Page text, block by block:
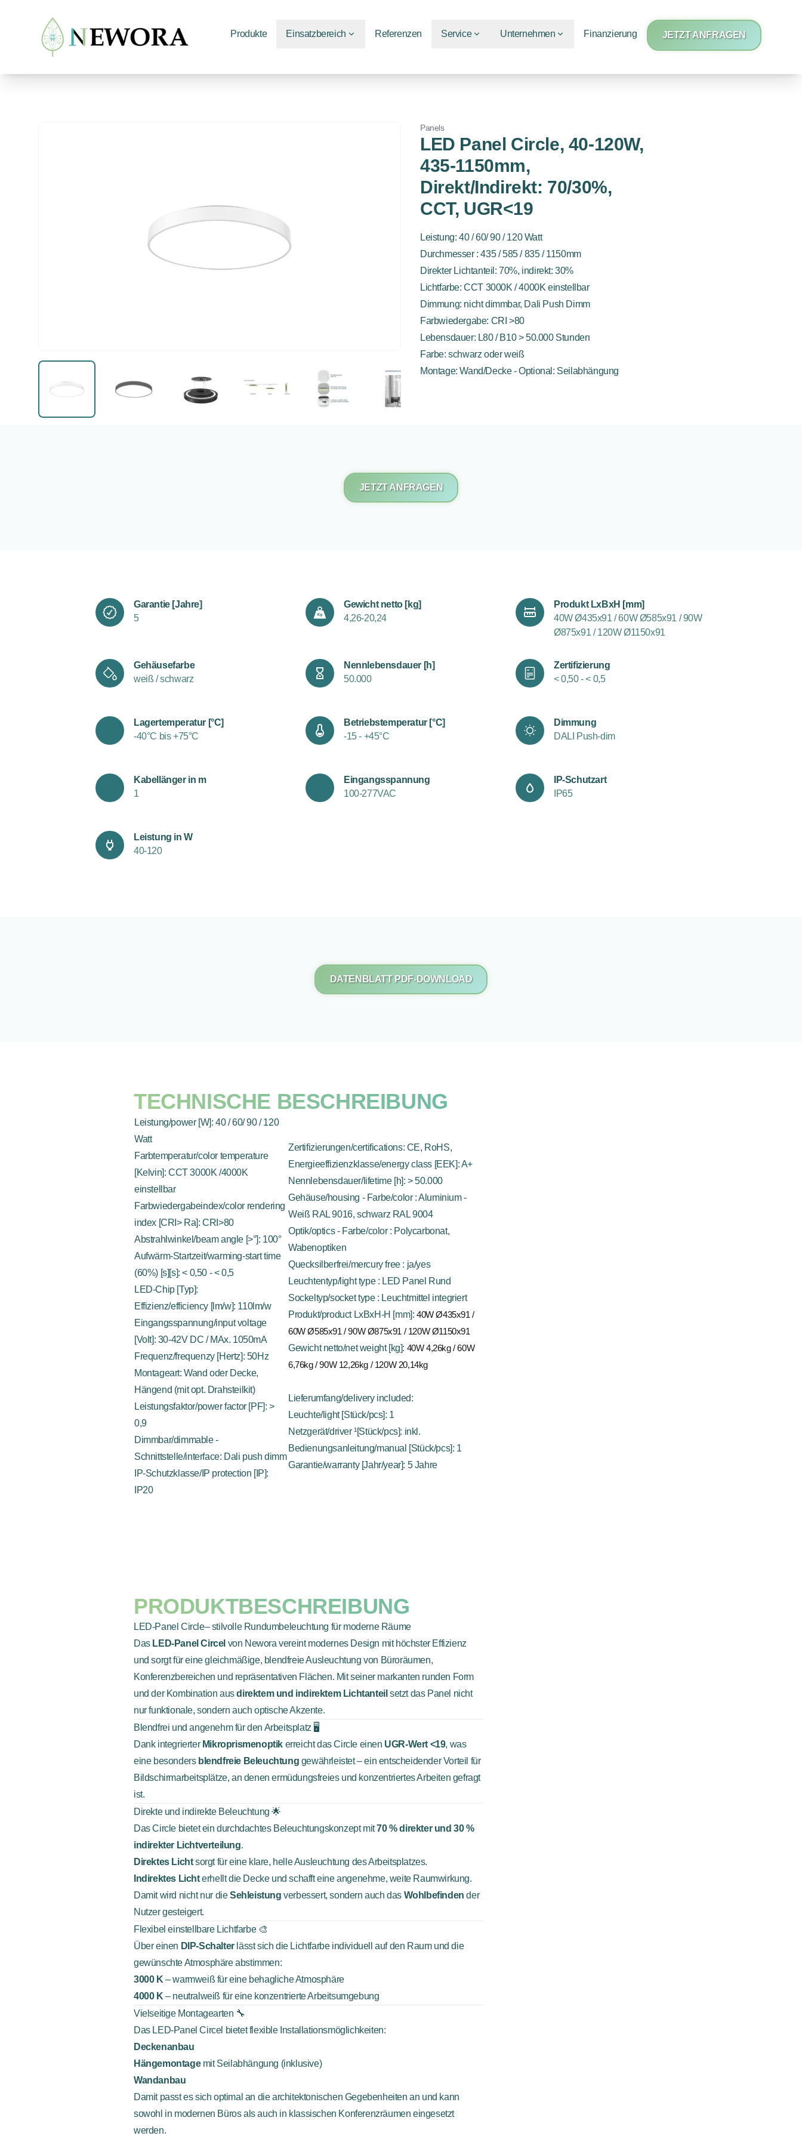
Produkte Einsatzbereich Referenzen Service Unternehmen Finanzierung JETZT ANFRAGEN
Panels
LED Panel Circle, 40-120W,
435-1150mm,
Direkt/Indirekt: 70/30%,
CCT, UGR<19
Leistung: 40 / 60/ 90 / 120 Watt
Durchmesser : 435 / 585 / 835 / 1150mm
Direkter Lichtanteil: 70%, indirekt: 30%
Lichtfarbe: CCT 3000K / 4000K einstellbar
Dimmung: nicht dimmbar, Dali Push Dimm
Farbwiedergabe: CRI >80
Lebensdauer: L80 / B10 > 50.000 Stunden
Farbe: schwarz oder weiß
Montage: Wand/Decke - Optional: Seilabhängung
JETZT ANFRAGEN
Garantie [Jahre]
5
Gewicht netto [kg]
4,26-20,24
Produkt LxBxH [mm]
40W Ø435x91 / 60W Ø585x91 / 90W
Ø875x91 / 120W Ø1150x91
Gehäusefarbe
weiß / schwarz
Nennlebensdauer [h]
50.000
Zertifizierung
< 0,50 - < 0,5
Lagertemperatur [°C]
-40°C bis +75°C
Betriebstemperatur [°C]
-15 - +45°C
Dimmung
DALI Push-dim
Kabellänger in m
1
Eingangsspannung
100-277VAC
IP-Schutzart
IP65
Leistung in W
40-120
DATENBLATT PDF-DOWNLOAD
TECHNISCHE BESCHREIBUNG
Leistung/power [W]: 40 / 60/ 90 / 120
Watt
Farbtemperatur/color temperature
[Kelvin]: CCT 3000K /4000K
einstellbar
Farbwiedergabeindex/color rendering
index [CRI> Ra]: CRI>80
Abstrahlwinkel/beam angle [>°]: 100°
Aufwärm-Startzeit/warming-start time
(60%) [s][s]: < 0,50 - < 0,5
LED-Chip [Typ]:
Effizienz/efficiency [lm/w]: 110lm/w
Eingangsspannung/input voltage
[Volt]: 30-42V DC / MAx. 1050mA
Frequenz/frequenzy [Hertz]: 50Hz
Montageart: Wand oder Decke,
Hängend (mit opt. Drahsteilkit)
Leistungsfaktor/power factor [PF]: >
0,9
Dimmbar/dimmable -
Schnittstelle/interface: Dali push dimm
IP-Schutzklasse/IP protection [IP]:
IP20
Zertifizierungen/certifications: CE, RoHS,
Energieeffizienzklasse/energy class [EEK]: A+
Nennlebensdauer/lifetime [h]: > 50.000
Gehäuse/housing - Farbe/color : Aluminium -
Weiß RAL 9016, schwarz RAL 9004
Optik/optics - Farbe/color : Polycarbonat,
Wabenoptiken
Quecksilberfrei/mercury free : ja/yes
Leuchtentyp/light type : LED Panel Rund
Sockeltyp/socket type : Leuchtmittel integriert
Produkt/product LxBxH-H [mm]: 40W Ø435x91 /
60W Ø585x91 / 90W Ø875x91 / 120W Ø1150x91
Gewicht netto/net weight [kg]: 40W 4,26kg / 60W
6,76kg / 90W 12,26kg / 120W 20,14kg
Lieferumfang/delivery included:
Leuchte/light [Stück/pcs]: 1
Netzgerät/driver ¹[Stück/pcs]: inkl.
Bedienungsanleitung/manual [Stück/pcs]: 1
Garantie/warranty [Jahr/year]: 5 Jahre
PRODUKTBESCHREIBUNG
LED-Panel Circle– stilvolle Rundumbeleuchtung für moderne Räume
Das LED-Panel Circel von Newora vereint modernes Design mit höchster Effizienz
und sorgt für eine gleichmäßige, blendfreie Ausleuchtung von Büroräumen,
Konferenzbereichen und repräsentativen Flächen. Mit seiner markanten runden Form
und der Kombination ausdirektem und indirektem Lichtanteil setzt das Panel nicht
nur funktionale, sondern auch optische Akzente.
Blendfrei und angenehm für den Arbeitsplatz 🖥️
Dank integrierter Mikroprismenoptik erreicht das Circle einen UGR-Wert <19, was
eine besonders blendfreie Beleuchtung gewährleistet – ein entscheidender Vorteil für
Bildschirmarbeitsplätze, an denen ermüdungsfreies und konzentriertes Arbeiten gefragt
ist.
Direkte und indirekte Beleuchtung 🌟
Das Circle bietet ein durchdachtes Beleuchtungskonzept mit70 % direkter und 30 %
indirekter Lichtverteilung.
Direktes Lichtsorgt für eine klare, helle Ausleuchtung des Arbeitsplatzes.
Indirektes Lichterhellt die Decke und schafft eine angenehme, weite Raumwirkung.
Damit wird nicht nur dieSehleistung verbessert, sondern auch das Wohlbefinden der
Nutzer gesteigert.
Flexibel einstellbare Lichtfarbe 🎨
Über einen DIP-Schalterlässt sich die Lichtfarbe individuell auf den Raum und die
gewünschte Atmosphäre abstimmen:
3000 K – warmweiß für eine behagliche Atmosphäre
4000 K – neutralweiß für eine konzentrierte Arbeitsumgebung
Vielseitige Montagearten 🔧
Das LED-Panel Circel bietet flexible Installationsmöglichkeiten:
Deckenanbau
Hängemontagemit Seilabhängung (inklusive)
Wandanbau
Damit passt es sich optimal an die architektonischen Gegebenheiten an und kann
sowohl in modernen Büros als auch in klassischen Konferenzräumen eingesetzt
werden.